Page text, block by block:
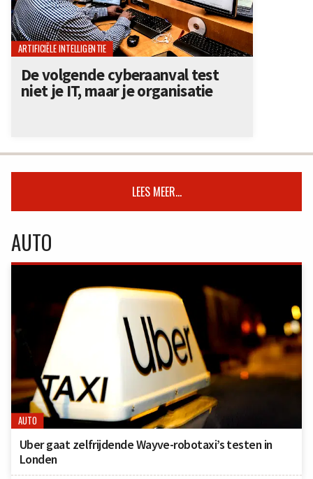
ARTIFICIËLE INTELLIGENTIE
De volgende cyberaanval test
niet je IT, maar je organisatie
LEES MEER...
AUTO
AUTO
Uber gaat zelfrijdende Wayve-robotaxi’s testen in
Londen